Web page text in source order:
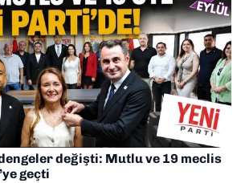
değişti: Mutlu ve 19 meclis
geçti